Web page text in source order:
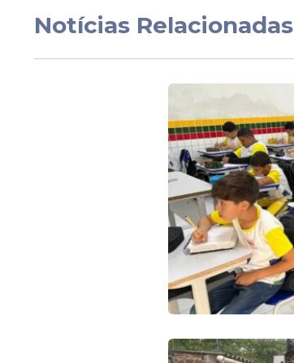
Estadão Conteúdo.
Notícias Relacionadas